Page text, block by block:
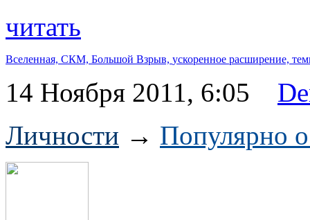
читать
Вселенная, СКМ, Большой Взрыв, ускоренное расширение,
14 Ноября 2011, 6:05
Личности → Популярно